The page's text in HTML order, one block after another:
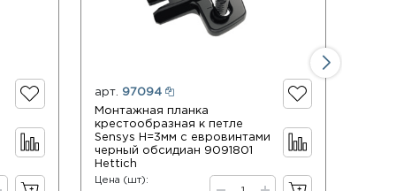
арт.
97094
Монтажная планка
крестообразная к петле
Sensys Н=3мм с евровинтами
черный обсидиан 9091801
Hettich
Цена (шт):